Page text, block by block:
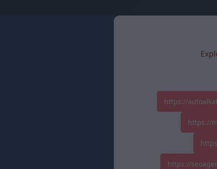
https://
https://
https://